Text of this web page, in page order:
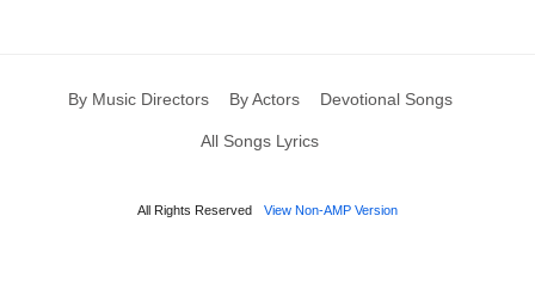
By Music Directors By Actors Devotional Songs
All Songs Lyrics
All Rights Reserved View Non-AMP Version